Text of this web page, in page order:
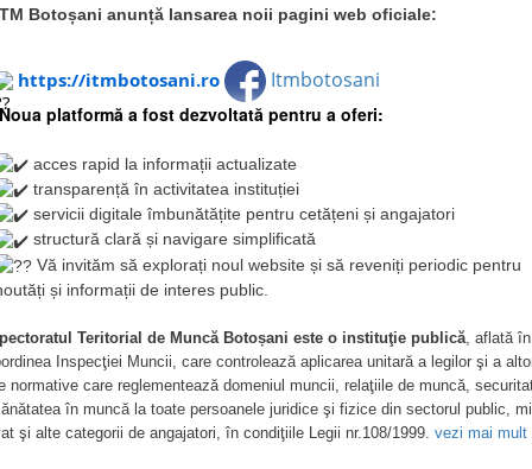
SALARIAŢILOR
vezi mai mult
Botoșani anunță lansarea noii pagini web oficiale:
https://itmbotosani.ro Itmbotosani
Noua platformă a fost dezvoltată pentru a oferi:
acces rapid la informații actualizate
transparență în activitatea instituției
servicii digitale îmbunătățite pentru cetățeni și angajatori
structură clară și navigare simplificată
Vă invităm să explorați noul website și să reveniți periodic pentru
și informații de interes public.
Teritorial de Muncă Botoșani este o instituţie publică , aflată în
Inspecţiei Muncii, care controlează aplicarea unitară a legilor şi a
normative care reglementează domeniul muncii, relaţiile de muncă,
în muncă la toate persoanele juridice şi fizice din sectorul public,
şi alte categorii de angajatori, în condiţiile Legii nr.108/1999. vezi mai mult